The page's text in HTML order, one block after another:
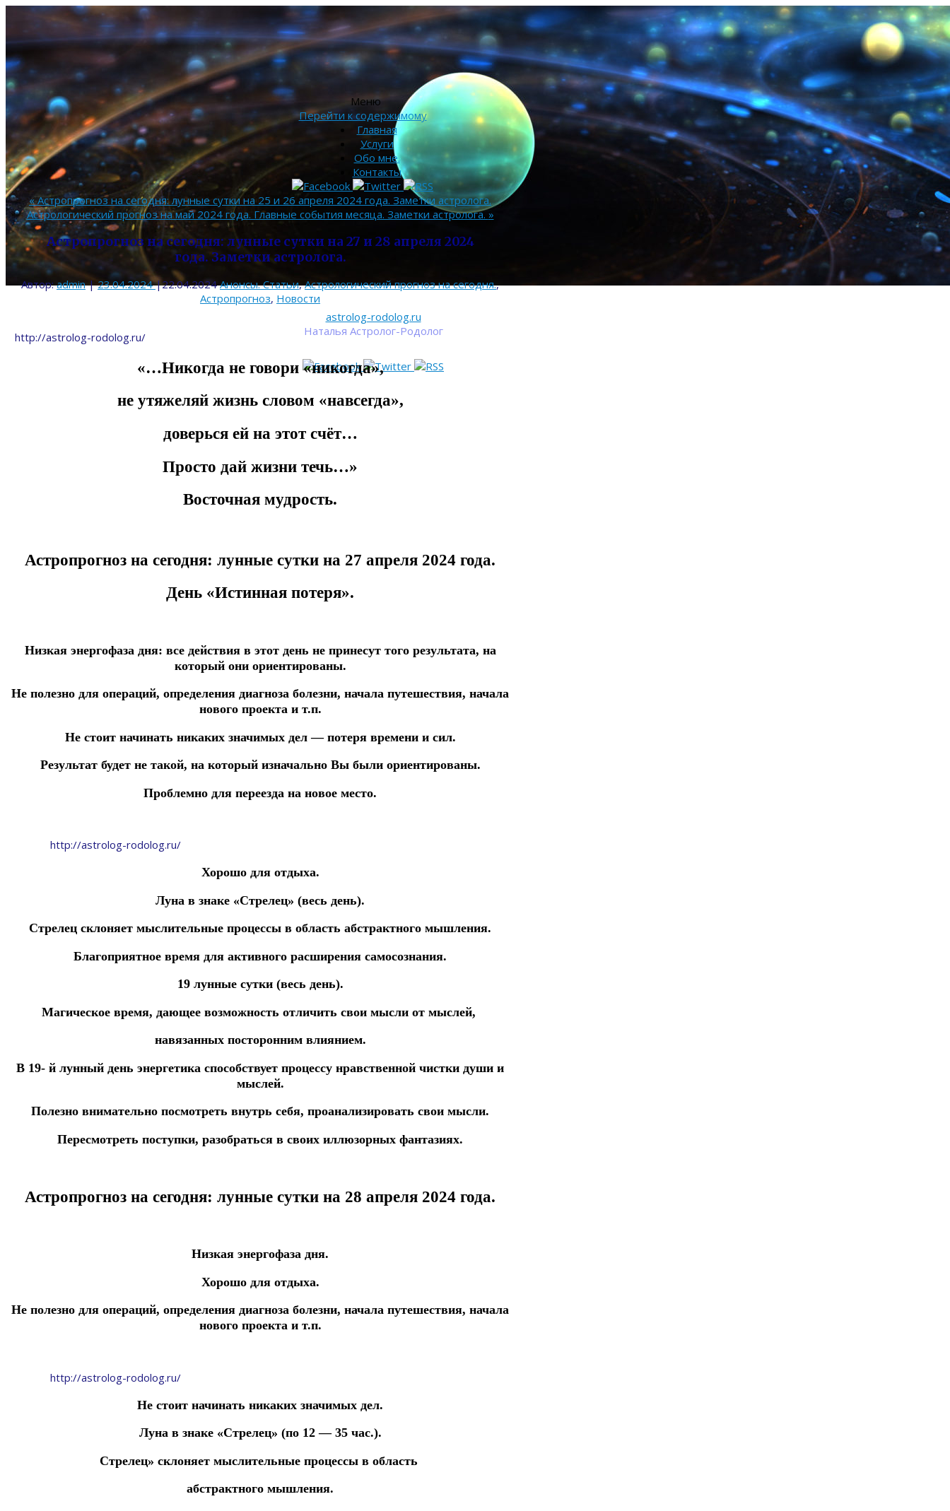
astrolog-rodolog.ru
Наталья Астролог-Родолог
Меню
Перейти к содержимому
Главная
Услуги
Обо мне.
Контакты
«Астропрогноз на сегодня: лунные сутки на 25 и 26 апреля 2024 года. Заметки астролога.
Астрологический прогноз на май 2024 года. Главные события месяца. Заметки астролога.»
Астропрогноз на сегодня: лунные сутки на 27 и 28 апреля 2024
года. Заметки астролога.
Автор:admin | 23.04.2024 |22.04.2024 Анонсы. Статьи,Астрологический прогноз на сегодня.,
Астропрогноз, Новости
http://astrolog-rodolog.ru/
«…Никогда не говори «никогда»,
не утяжеляй жизнь словом «навсегда»,
доверься ей на этот счёт…
Просто дай жизни течь…»
Восточная мудрость.
Астропрогноз на сегодня: лунные сутки на 27 апреля 2024 года.
День «Истинная потеря».
Низкая энергофаза дня: все действия в этот день не принесут того результата, на
который они ориентированы.
Не полезно для операций, определения диагноза болезни, начала путешествия, начала
нового проекта и т.п.
Не стоит начинать никаких значимых дел — потеря времени и сил.
Результат будет не такой, на который изначально Вы были ориентированы.
Проблемно для переезда на новое место.
http://astrolog-rodolog.ru/
Хорошо для отдыха.
Луна в знаке «Стрелец» (весь день).
Стрелец склоняет мыслительные процессы в область абстрактного мышления.
Благоприятное время для активного расширения самосознания.
19 лунные сутки (весь день).
Магическое время, дающее возможность отличить свои мысли от мыслей,
навязанных постороннимвлиянием.
В 19- й лунный день энергетика способствует процессу нравственной чистки души и
мыслей.
Полезно внимательно посмотреть внутрь себя, проанализировать свои мысли.
Пересмотреть поступки, разобраться в своих иллюзорных фантазиях.
Астропрогноз на сегодня: лунные сутки на 28 апреля 2024 года.
Низкая энергофаза дня.
Хорошо для отдыха.
Не полезно для операций, определения диагноза болезни, начала путешествия, начала
нового проекта и т.п.
http://astrolog-rodolog.ru/
Не стоит начинать никаких значимых дел.
Луна в знаке «Стрелец» (по 12 — 35 час.).
Стрелец» склоняет мыслительные процессы в область
абстрактного мышления.